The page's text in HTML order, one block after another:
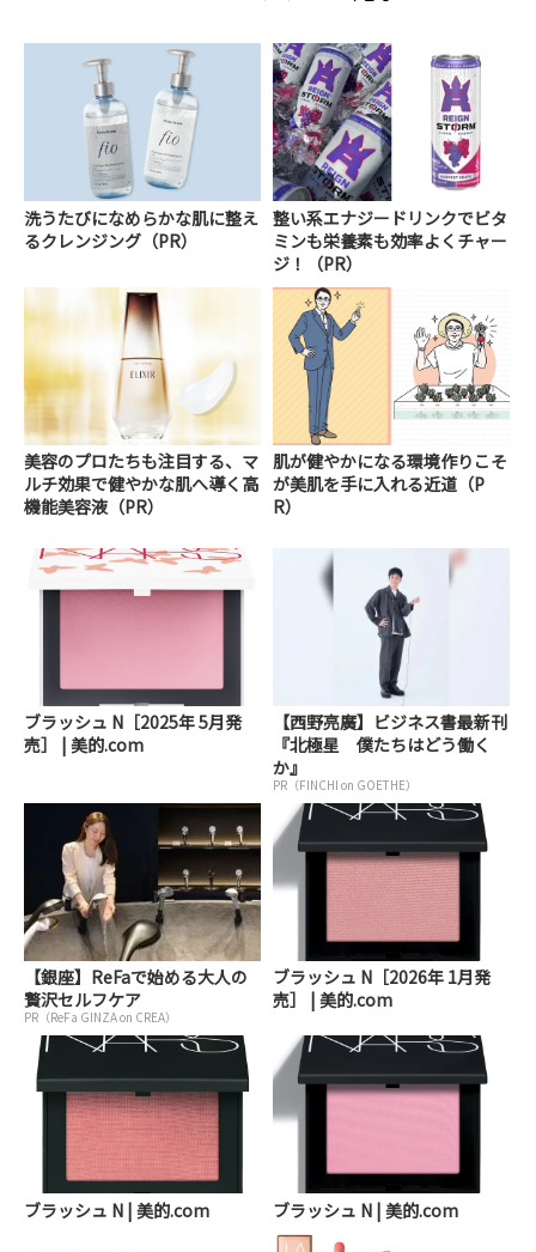
洗うたびになめらかな肌に整え
るクレンジング（PR）
整い系エナジードリンクでビタ
ミンも栄養素も効率よくチャー
ジ！（PR）
美容のプロたちも注目する、マ
ルチ効果で健やかな肌へ導く高
機能美容液（PR）
肌が健やかになる環境作りこそ
が美肌を手に入れる近道（P
R）
ブラッシュ N［2025年 5月発
売］ | 美的.com
【西野亮廣】ビジネス書最新刊
『北極星 僕たちはどう働く
か』
PR（FINCHI on GOETHE）
【銀座】ReFaで始める大人の
贅沢セルフケア
PR（ReFa GINZA on CREA）
ブラッシュ N［2026年 1月発
売］ | 美的.com
ブラッシュ N | 美的.com ブラッシュ N | 美的.com